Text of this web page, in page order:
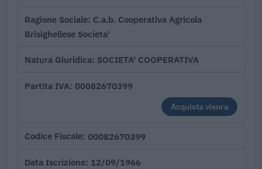
Ragione Sociale C.a.b. Cooperativa Agricola
Brisighellese Societa'
Natura Giuridica SOCIETA' COOPERATIVA
Partita IVA 00082670399
Acquista visura
Codice Fiscale 00082670399
Data Iscrizione 12/09/1966